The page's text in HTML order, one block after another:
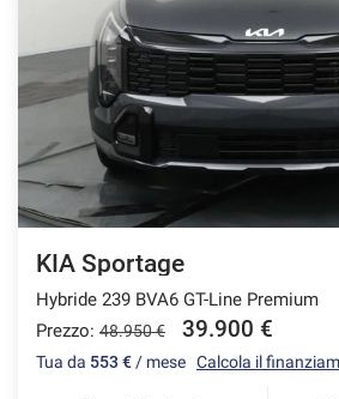
KIA Sportage
Hybride 239 BVA6 GT-Line Premium
Prezzo: 48.950 € 39.900 €
Tua da 553 € / mese Calcola il